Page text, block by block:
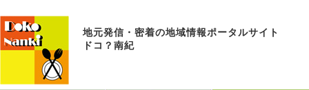
地元発信・密着の地域情報ポータルサイト
ドコ？南紀